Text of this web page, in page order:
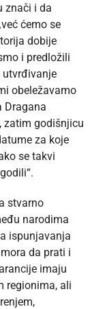
znači i da
ćemo se
dobije
i predložili
utvrđivanje
obeležavamo
Dragana
zatim godišnjicu
za koje
se takvi
stvarno
narodima
ispunjavanja
da prati i
imaju
regionima, ali